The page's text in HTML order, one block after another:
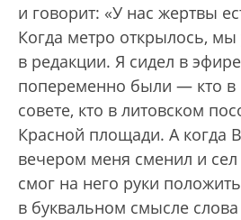
и говорит: «У нас жертвы
Когда метро открылось,
в редакции. Я сидел в
попеременно были — кто в
совете, кто в литовском
Красной площади. А когда
вечером меня сменил и сел
смог на него руки
в буквальном смысле